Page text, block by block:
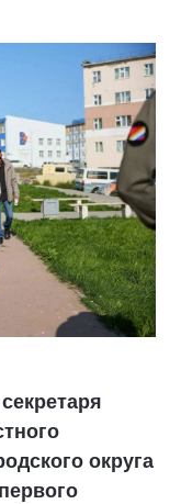
округа